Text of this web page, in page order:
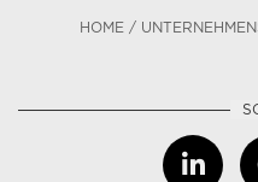
HOME /